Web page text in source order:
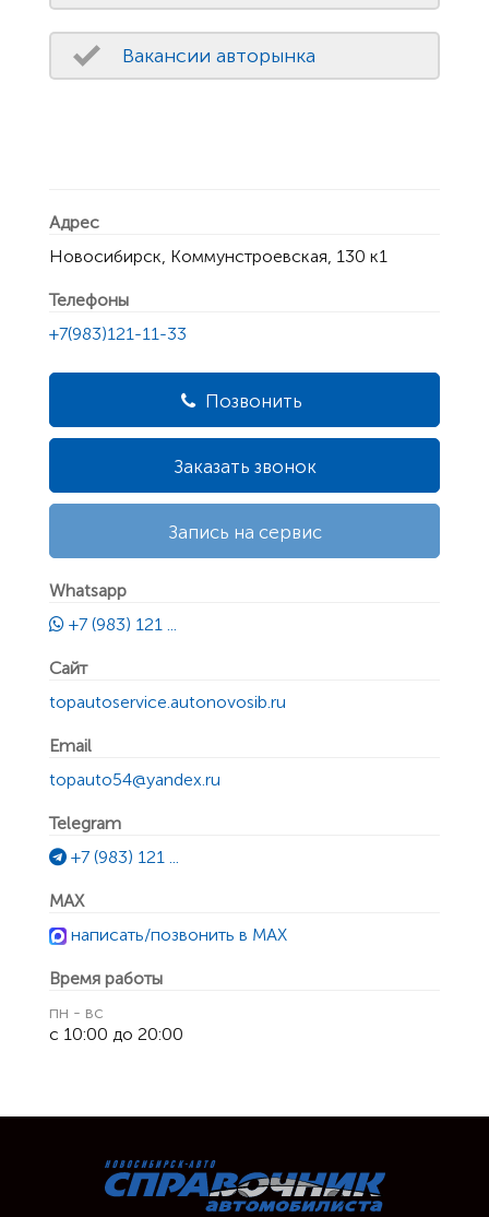
Вакансии авторынка
Адрес
Новосибирск, Коммунстроевская, 130 к1
Телефоны
+7(983)121-11-33
Позвонить
Заказать звонок
Запись на сервис
Whatsapp
+7 (983) 121 ...
Сайт
topautoservice.autonovosib.ru
Email
topauto54@yandex.ru
Telegram
+7 (983) 121 ...
MAX
написать/позвонить в MAX
Время работы
пн - вс
с 10:00 до 20:00